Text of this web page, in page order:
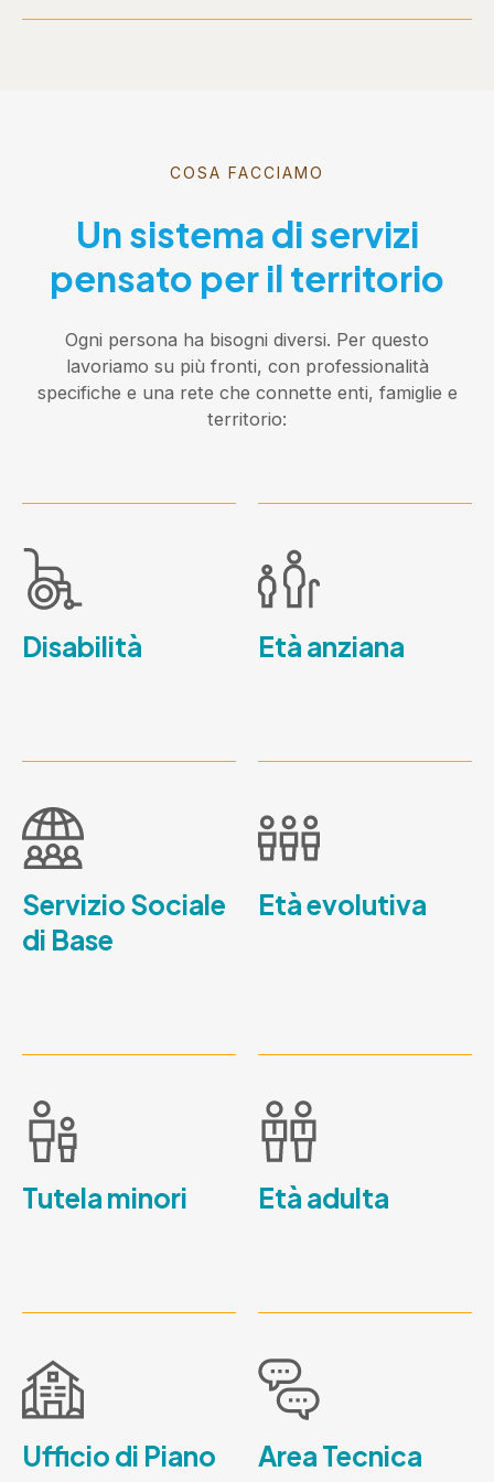
COSA FACCIAMO
Un sistema di servizi
pensato per il territorio
Ogni persona ha bisogni diversi. Per questo
lavoriamo su più fronti, con professionalità
specifiche e una rete che connette enti, famiglie e
territorio:
Disabilità Età anziana
Servizio Sociale
di Base
Età evolutiva
Tutela minori Età adulta
Ufficio di Piano Area Tecnica